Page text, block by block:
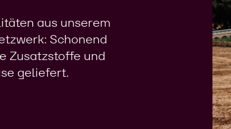
aus unserem
Schonend
Zusatzstoffe und
geliefert.